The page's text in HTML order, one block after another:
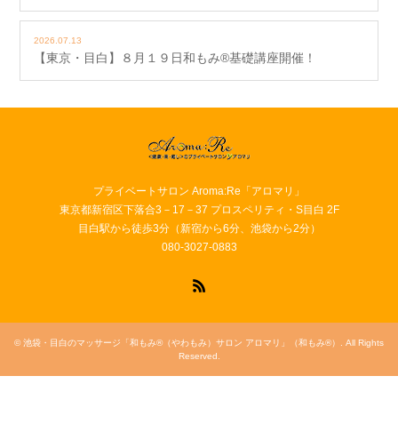
2026.07.13
【東京・目白】８月１９日和もみ®基礎講座開催！
プライベートサロン Aroma:Re「アロマリ」
東京都新宿区下落合3－17－37 プロスペリティ・S目白 2F
目白駅から徒歩3分（新宿から6分、池袋から2分）
080-3027-0883
©池袋・目白のマッサージ「和もみ®（やわもみ）サロン アロマリ」（和もみ®）
. All Rights
Reserved.